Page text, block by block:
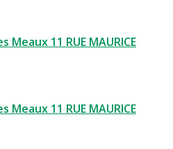
Meaux 11 RUE MAURICE
Meaux 11 RUE MAURICE